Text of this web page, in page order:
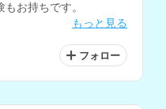
お持ちです。
もっと見る
フォロー